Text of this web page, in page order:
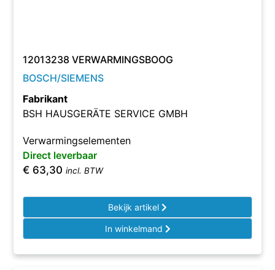
12013238 VERWARMINGSBOOG
BOSCH/SIEMENS
Fabrikant
BSH HAUSGERÄTE SERVICE GMBH
Verwarmingselementen
Direct leverbaar
€ 63,30 incl. BTW
Bekijk artikel
In winkelmand